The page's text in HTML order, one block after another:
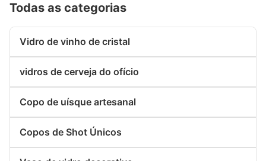
Todas as categorias
Vidro de vinho de cristal
vidros de cerveja do ofício
Copo de uísque artesanal
Copos de Shot Únicos